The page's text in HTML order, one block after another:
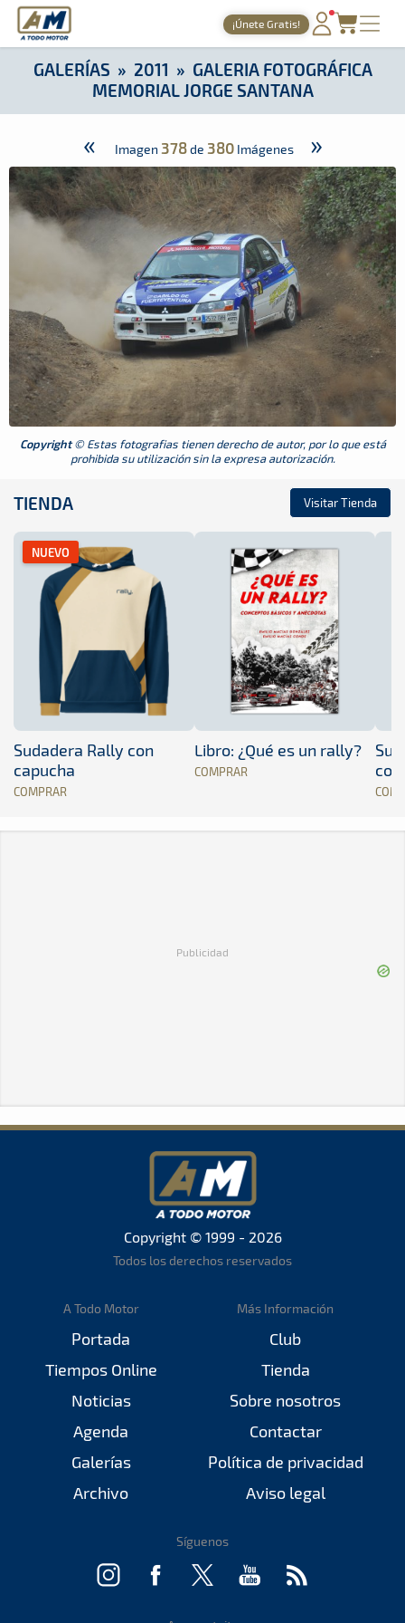
A Todo Motor · Revista del motor desde 1999
¡Únete Gratis!
PORTADA
TIEMPOS ONLINE
AGENDA
GALERÍAS
TIENDA
ARCHIVO
» Galeria Fotográfica
GALERÍAS » 2011 » GALERIA FOTOGRÁFICA
MEMORIAL JORGE SANTANA
« Imagen 378de 380Imágenes »
Copyright© Estas fotografias tienen derecho de autor, por lo que está
prohibida su utilización sin la expresa autorización.
TIENDA Visitar Tienda
NUEVO
Sudadera Rally con
capucha
COMPRAR
Libro: ¿Qué es un rally?
COMPRAR
Publicidad
Copyright © 1999 - 2026
Todos los derechos reservados
A Todo Motor
Portada
Tiempos Online
Noticias
Agenda
Galerías
Archivo
Más Información
Club
Tienda
Sobre nosotros
Contactar
Política de privacidad
Aviso legal
Síguenos